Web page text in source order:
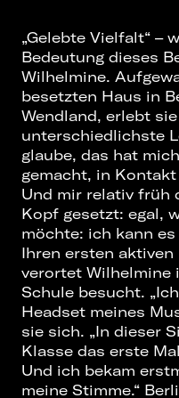
„Gelebte Vielfalt“ –
Bedeutung dieses
Wilhelmine.
besetzten Haus in
Wendland, erlebt
unterschiedlichste
glaube, das hat
gemacht, in
Und mir relativ früh
Kopf gesetzt: egal,
möchte: ich kann es
Ihren ersten
verortet Wilhelmine
Schule besucht.
Headset meines
sie sich. „In dieser
Klasse das erste
Und ich bekam
meine Stimme.“